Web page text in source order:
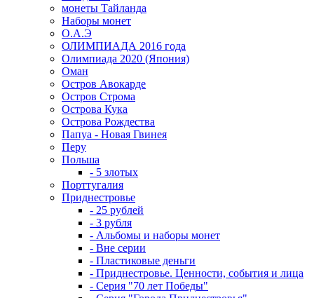
монеты Тайланда
Наборы монет
О.А.Э
ОЛИМПИАДА 2016 года
Олимпиада 2020 (Япония)
Оман
Остров Авокарде
Остров Строма
Острова Кука
Острова Рождества
Папуа - Новая Гвинея
Перу
Польша
- 5 злотых
Порттугалия
Приднестровье
- 25 рублей
- 3 рубля
- Альбомы и наборы монет
- Вне серии
- Пластиковые деньги
- Приднестровье. Ценности, события и лица
- Серия "70 лет Победы"